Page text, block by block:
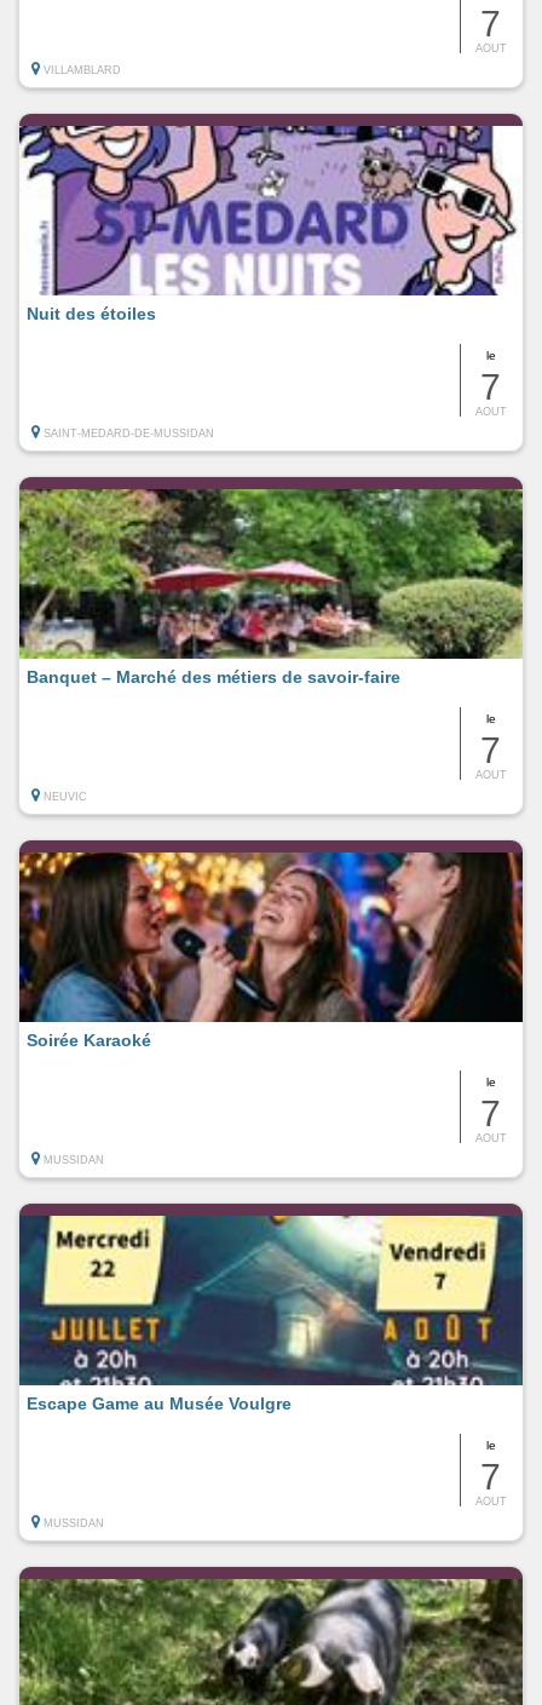
7
AOUT
VILLAMBLARD
le
7
AOUT
Nuit des étoiles
SAINT-MEDARD-DE-MUSSIDAN
le
7
AOUT
Banquet – Marché des métiers de savoir-faire
NEUVIC
le
7
AOUT
Soirée Karaoké
MUSSIDAN
le
7
AOUT
Escape Game au Musée Voulgre
MUSSIDAN